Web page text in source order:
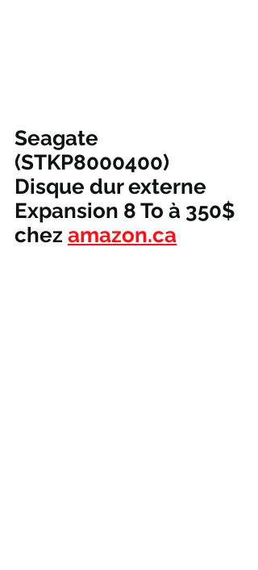
Seagate
(STKP8000400)
Disque dur externe
Expansion 8 To à 350$
chez amazon.ca